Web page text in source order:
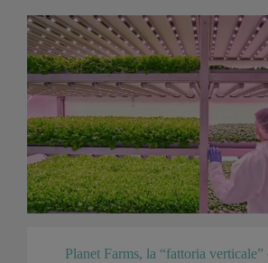
Planet Farms, la “fattoria